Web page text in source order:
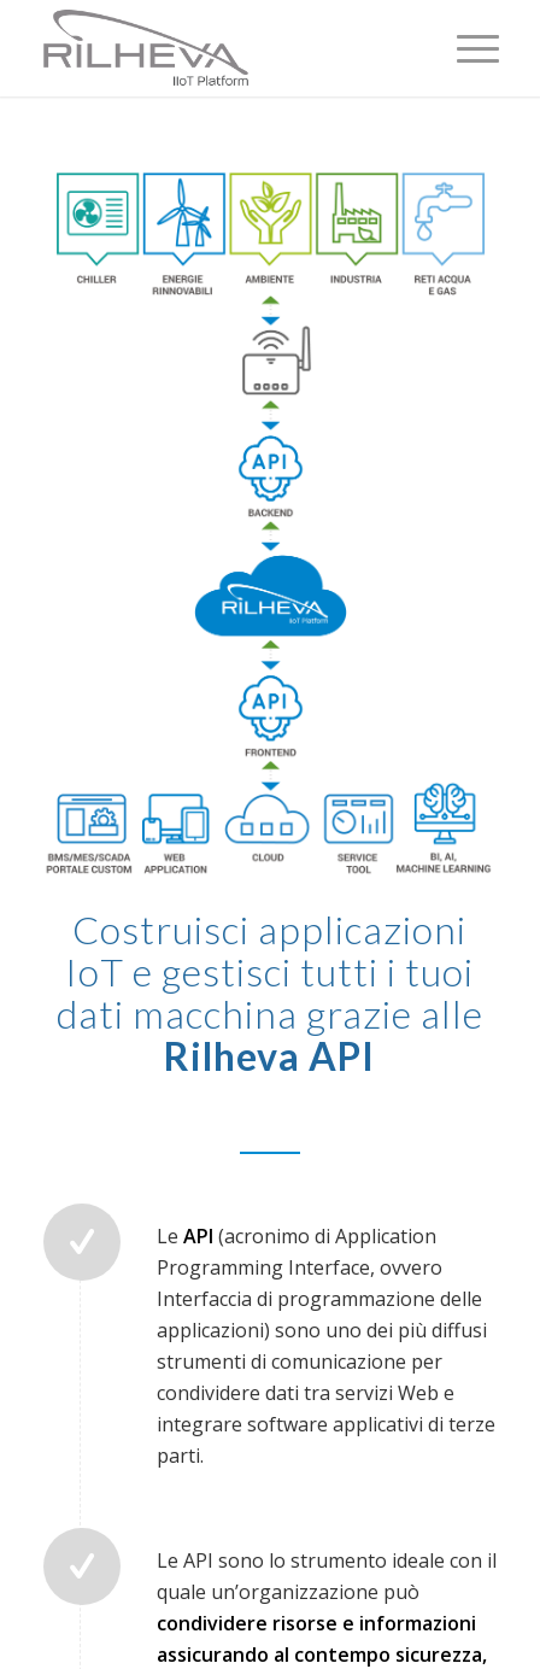
Costruisci applicazioni
IoT e gestisci tutti i tuoi
dati macchina grazie alle
Rilheva API
Le API (acronimo di Application
Programming Interface, ovvero
Interfaccia di programmazione delle
applicazioni) sono uno dei più diffusi
strumenti di comunicazione per
condividere dati tra servizi Web e
integrare software applicativi di terze
parti.
Le API sono lo strumento ideale con il
quale un’organizzazione può
condividere risorse e informazioni
assicurando al contempo sicurezza,